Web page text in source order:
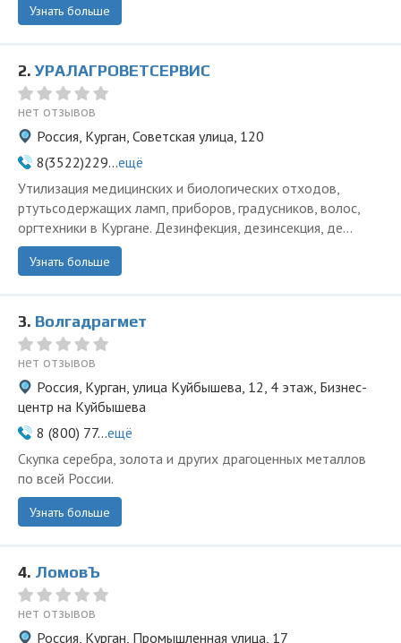
Узнать больше
2.УРАЛАГРОВЕТСЕРВИС
нет отзывов
Россия, Курган, Советская улица, 120
8(3522)229...ещё
Утилизация медицинских и биологических отходов,
ртутьсодержащих ламп, приборов, градусников, волос,
оргтехники в Кургане. Дезинфекция, дезинсекция, де...
Узнать больше
3. Волгадрагмет
нет отзывов
Россия, Курган, улица Куйбышева, 12, 4 этаж, Бизнес-
центр на Куйбышева
8 (800) 77...ещё
Скупка серебра, золота и других драгоценных металлов
по всей России.
Узнать больше
4. ЛомовЪ
нет отзывов
Россия, Курган, Промышленная улица, 17